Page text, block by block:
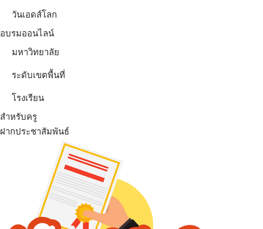
วันเอดส์โลก
อบรมออนไลน์
มหาวิทยาลัย
ระดับเขตพื้นที่
โรงเรียน
สำหรับครู
ฝากประชาสัมพันธ์